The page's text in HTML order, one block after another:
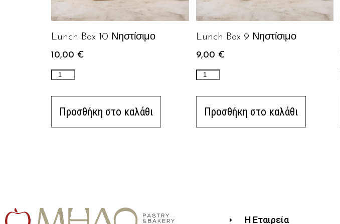
Lunch Box 10 Νηστίσιμο
10,00 €
Προσθήκη στο καλάθι
Lunch Box 9 Νηστίσιμο
9,00 €
Προσθήκη στο καλάθι
Η Εταιρεία